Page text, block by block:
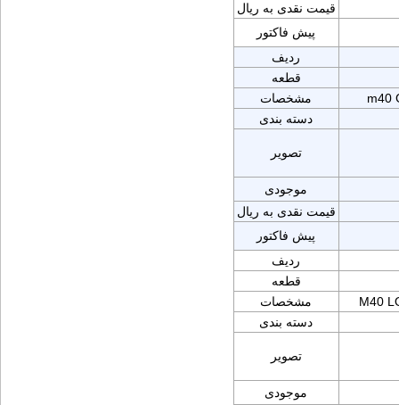
قیمت نقدی به ریال
پیش فاکتور
ردیف
قطعه
مشخصات
m40
دسته بندی
تصویر
موجودی
قیمت نقدی به ریال
پیش فاکتور
ردیف
قطعه
مشخصات
M40
دسته بندی
تصویر
موجودی